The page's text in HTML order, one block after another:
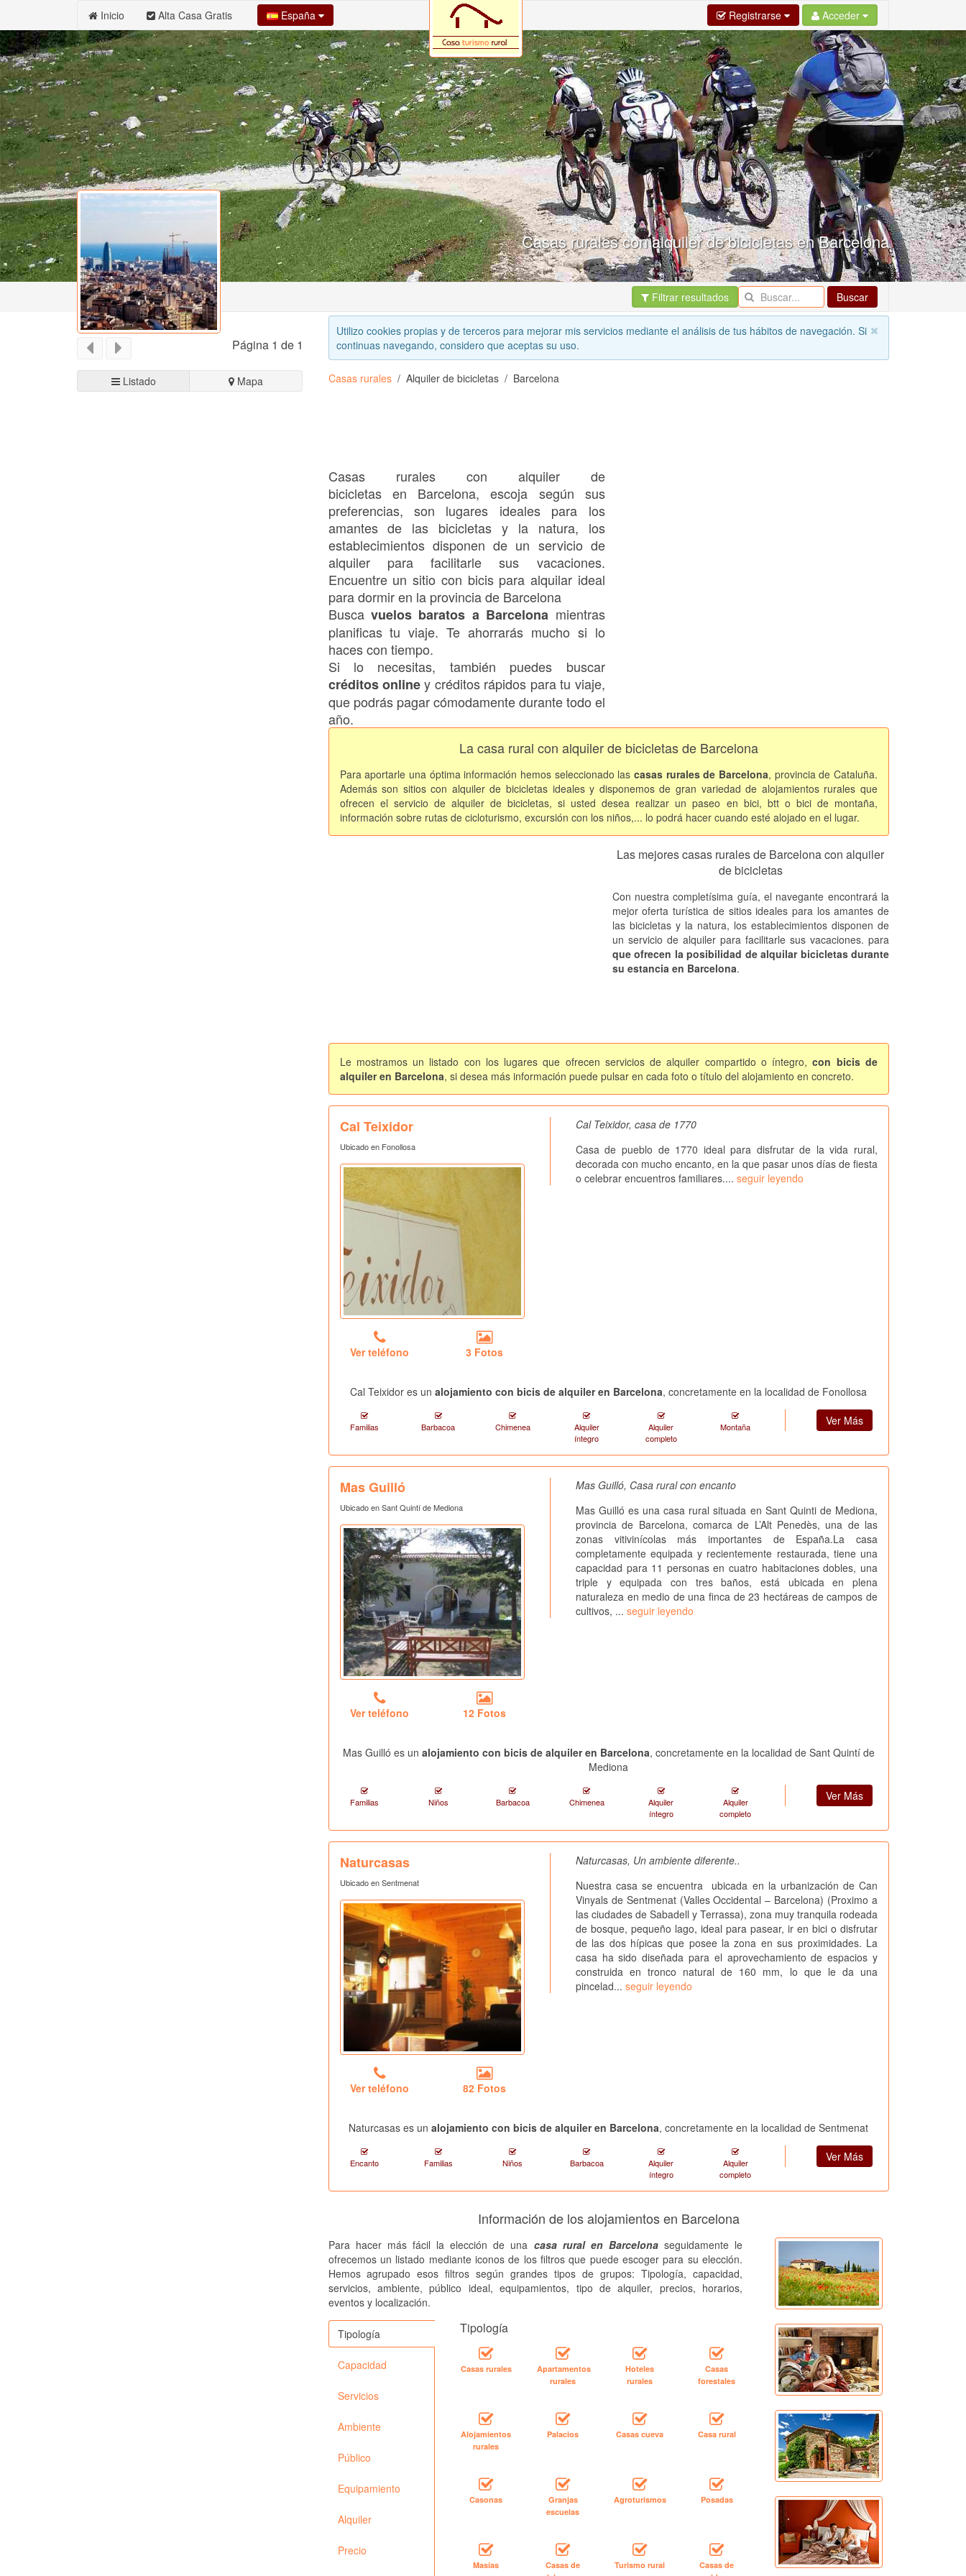
Inicio Alta Casa Gratis España Registrarse Acceder
Casas rurales con alquiler de bicicletas en Barcelona
Filtrar resultados Buscar
Página 1 de 1
Listado Mapa
Utilizo cookies propias y de terceros para mejorar mis servicios mediante el análisis de tus hábitos de navegación. Si
continuas navegando, considero que aceptas su uso.
Casas rurales Alquiler de bicicletas Barcelona
Casas rurales con alquiler de
bicicletas en Barcelona, escoja según sus
preferencias, son lugares ideales para los
amantes de las bicicletas y la natura, los
establecimientos disponen de un servicio de
alquiler para facilitarle sus vacaciones.
Encuentre un sitio con bicis para alquilar ideal
para dormir en la provincia de Barcelona
Busca vuelos baratos a Barcelona mientras
planificas tu viaje. Te ahorrarás mucho si lo
haces con tiempo.
Si lo necesitas, también puedes buscar
créditos onliney créditos rápidos para tu viaje,
que podrás pagar cómodamente durante todo el
año.
La casa rural con alquiler de bicicletas de Barcelona
Para aportarle una óptima información hemos seleccionado las casas rurales de Barcelona, provincia de Cataluña.
Además son sitios con alquiler de bicicletas ideales y disponemos de gran variedad de alojamientos rurales que
ofrecen el servicio de alquiler de bicicletas, si usted desea realizar un paseo en bici, btt o bici de montaña,
información sobre rutas de cicloturismo, excursión con los niños,... lo podrá hacer cuando esté alojado en el lugar.
Las mejores casas rurales de Barcelona con alquiler
de bicicletas
Con nuestra completísima guía, el navegante encontrará la
mejor oferta turística de sitios ideales para los amantes de
las bicicletas y la natura, los establecimientos disponen de
un servicio de alquiler para facilitarle sus vacaciones. para
que ofrecen la posibilidad de alquilar bicicletas durante
su estancia en Barcelona.
Le mostramos un listado con los lugares que ofrecen servicios de alquiler compartido o íntegro,con bicis de
alquiler en Barcelona, si desea más información puede pulsar en cada foto o título del alojamiento en concreto.
Cal Teixidor
Ubicado en Fonollosa
Ver teléfono 3 Fotos
Cal Teixidor, casa de 1770
Casa de pueblo de 1770 ideal para disfrutar de la vida rural,
decorada con mucho encanto, en la que pasar unos días de fiesta
o celebrar encuentros familiares.... seguir leyendo
Cal Teixidor es unalojamiento con bicis de alquiler en Barcelona, concretamente en la localidad de Fonollosa
Familias Barbacoa Chimenea
Alquiler
íntegro
Alquiler
completo
Montaña Ver Más
Mas Guilló
Ubicado en Sant Quintí de Mediona
Ver teléfono 12 Fotos
Mas Guilló, Casa rural con encanto
Mas Guilló es una casa rural situada en Sant Quinti de Mediona,
provincia de Barcelona, comarca de L’Alt Penedès, una de las
zonas vitivinícolas más importantes de España.La casa
completamente equipada y recientemente restaurada, tiene una
capacidad para 11 personas en cuatro habitaciones dobles, una
triple y equipada con tres baños, está ubicada en plena
naturaleza en medio de una finca de 23 hectáreas de campos de
cultivos, ... seguir leyendo
Mas Guilló es un alojamiento con bicis de alquiler en Barcelona, concretamente en la localidad de Sant Quintí de
Mediona
Familias Niños Barbacoa Chimenea
Alquiler
íntegro
Alquiler
completo
Ver Más
Naturcasas
Ubicado en Sentmenat
Ver teléfono 82 Fotos
Naturcasas, Un ambiente diferente..
Nuestra casa se encuentra ubicada en la urbanización de Can
Vinyals de Sentmenat (Valles Occidental – Barcelona) (Proximo a
las ciudades de Sabadell y Terrassa), zona muy tranquila rodeada
de bosque, pequeño lago, ideal para pasear, ir en bici o disfrutar
de las dos hípicas que posee la zona en sus proximidades. La
casa ha sido diseñada para el aprovechamiento de espacios y
construida en tronco natural de 160 mm, lo que le da una
pincelad... seguir leyendo
Naturcasas es unalojamiento con bicis de alquiler en Barcelona, concretamente en la localidad de Sentmenat
Encanto Familias Niños Barbacoa
Alquiler
íntegro
Alquiler
completo
Ver Más
Información de los alojamientos en Barcelona
Para hacer más fácil la elección de una casa rural en Barcelonaseguidamente le
ofrecemos un listado mediante iconos de los filtros que puede escoger para su elección.
Hemos agrupado esos filtros según grandes tipos de grupos: Tipología, capacidad,
servicios, ambiente, público ideal, equipamientos, tipo de alquiler, precios, horarios,
eventos y localización.
Tipología
Capacidad
Servicios
Ambiente
Público
Equipamiento
Alquiler
Precio
Tipología
Casas rurales
Apartamentos
rurales
Hoteles
rurales
Casas
forestales
Alojamientos
rurales
Palacios Casas cueva Casa rural
Casonas
Granjas
escuelas
Agroturismos Posadas
Masías
Casas de
Turismo rural
Casas de